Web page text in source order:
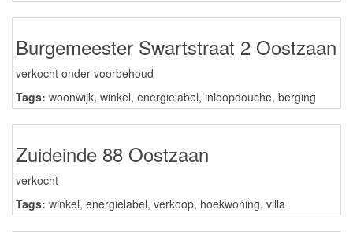
Burgemeester Swartstraat 2 Oostzaan
verkocht onder voorbehoud
Tags: woonwijk, winkel, energielabel, inloopdouche, berging
Zuideinde 88 Oostzaan
verkocht
Tags: winkel, energielabel, verkoop, hoekwoning, villa